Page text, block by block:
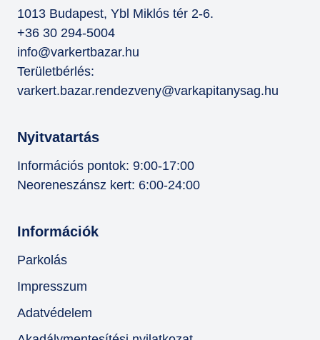
1013 Budapest, Ybl Miklós tér 2-6.
+36 30 294-5004
info@varkertbazar.hu
Területbérlés:
varkert.bazar.rendezveny@varkapitanysag.hu
Nyitvatartás
Információs pontok: 9:00-17:00
Neoreneszánsz kert: 6:00-24:00
Információk
Parkolás
Impresszum
Adatvédelem